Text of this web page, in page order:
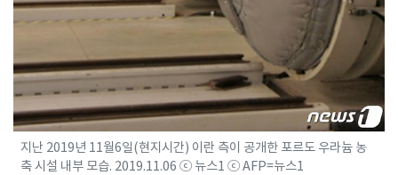
지난 2019년 11월6일(현지시간) 이란 측이 공개한 포르도 우라늄 농
축 시설 내부 모습. 2019.11.06 ⓒ 뉴스1 ⓒ AFP=뉴스1